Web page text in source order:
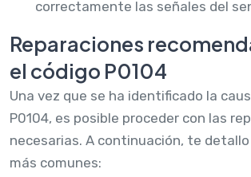
correctamente las señales del
Reparaciones
el código P0104
Una vez que se ha identificado la
P0104, es posible proceder con las
necesarias. A continuación, te
más comunes: